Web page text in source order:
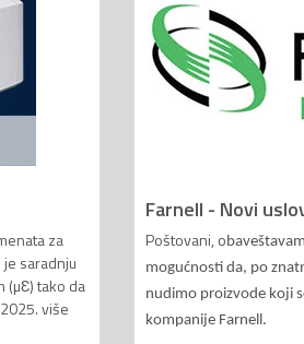
za
saradnju
(µƐ) tako da
više
Farnell - Novi
Poštovani, o
mogućnosti da, po
nudimo proizvode koji
kompanije Farnell.